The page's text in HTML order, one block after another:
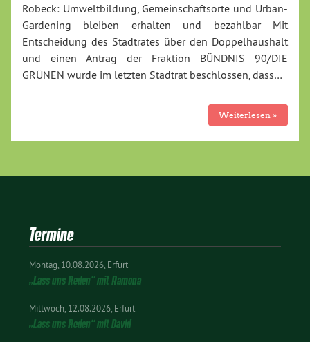
Robeck: Umweltbildung, Gemeinschaftsorte und Urban-
Gardening bleiben erhalten und bezahlbar Mit
Entscheidung des Stadtrates über den Doppelhaushalt
und einen Antrag der Fraktion BÜNDNIS 90/DIE
GRÜNEN wurde im letzten Stadtrat beschlossen, dass…
Weiterlesen »
Termine
Montag 10.08.2026 Erfurt
„Lass uns Reden“ mit Ramona
Mittwoch 12.08.2026 Erfurt
„Lass uns Reden“ mit David